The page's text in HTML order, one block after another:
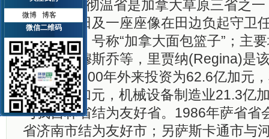
萨斯喀彻温省是加拿大草原三省之一
金黄小麦田及一座座像在田边负起守卫
库而著名，号称“加拿大面包篮子”；主
斯卡通、穆斯乔等，里贾纳(Regina)是
萨省2000年外来投资为62.6亿加元，
域41.3亿加元，机械设备制造业21.3亿
与我吉林省结为友好省。1986年萨省省
省济南市结为友好市；另萨斯卡通市与
微博
博客
微信二维码